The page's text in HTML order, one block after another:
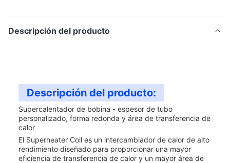
Descripción del producto
Descripción del producto:
Supercalentador de bobina - espesor de tubo
personalizado, forma redonda y área de transferencia de
calor
El Superheater Coil es un intercambiador de calor de alto
rendimiento diseñado para proporcionar una mayor
eficiencia de transferencia de calor y un mayor área de